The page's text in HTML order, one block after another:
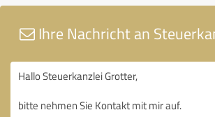
Ihre Nachricht an